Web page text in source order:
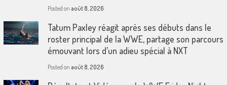
Posted on août 8, 2026
Tatum Paxley réagit après ses débuts dans le
roster principal de la WWE, partage son parcours
émouvant lors d’un adieu spécial à NXT
Posted on août 8, 2026